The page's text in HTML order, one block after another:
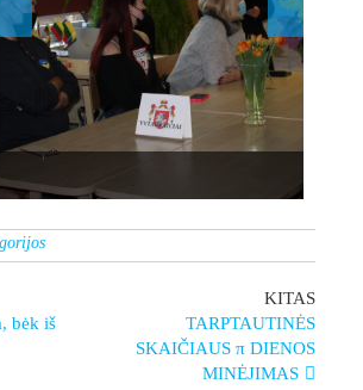
bėk iš
KITAS
TARPTAUTINĖS
SKAIČIAUS π DIENOS
MINĖJIMAS